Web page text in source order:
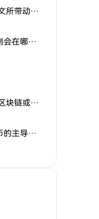
投资者如何避免被埃隆·马斯克的推文所带动的炒作？
比特币的下一个支撑位分析师们预测会在哪里？
埃隆·马斯克如何在他的公司中使用区块链或加密货币？
以太坊的链上激增是否挑战了比特币的主导地位？